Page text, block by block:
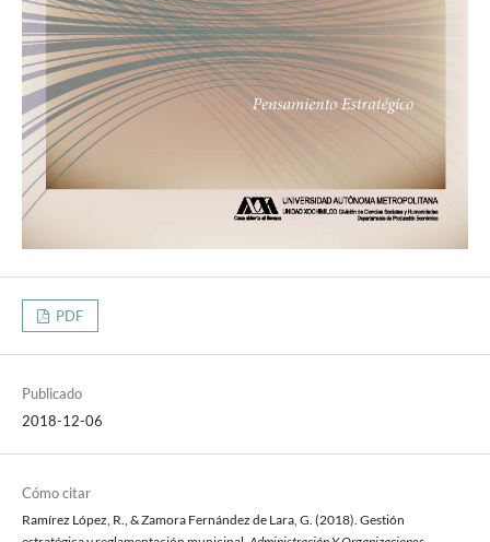
PDF
Publicado
2018-12-06
Cómo citar
Ramírez López, R., & Zamora Fernández de Lara, G. (2018). Gestión